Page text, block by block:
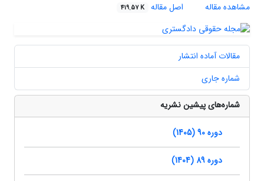
مشاهده مقاله
اصل مقاله 419.57 K
مقالات آماده انتشار
شماره جاری
شماره‌های پیشین نشریه
دوره 90 (1405)
دوره 89 (1404)